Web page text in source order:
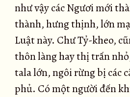
như vậy các Ngươi mới
thành, hưng thịnh, lớn
Luật này. Chư Tỷ-kheo,
thôn làng hay thị trấn
tala lớn, ngôi rừng bị các
phủ. Có một người đến